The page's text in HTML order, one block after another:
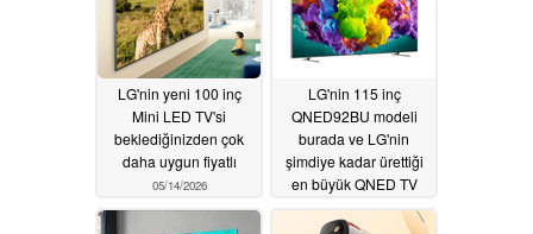
LG'nin yeni 100 inç
Mini LED TV'si
beklediğinizden çok
daha uygun fiyatlı
05/14/2026
LG'nin 115 inç
QNED92BU modeli
burada ve LG'nin
şimdiye kadar ürettiği
en büyük QNED TV
05/14/2026